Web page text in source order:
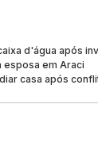
d'água após
esposa em Araci
casa após